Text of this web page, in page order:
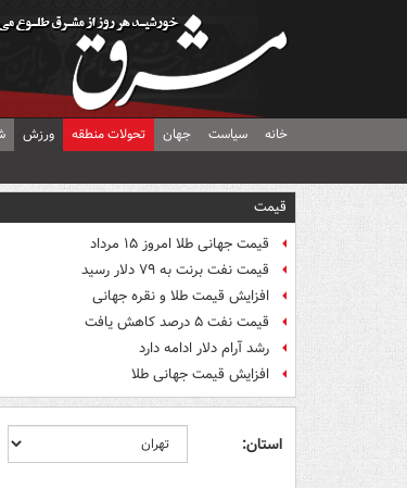
خانه سیاست جهان تحولات منطقه ورزش
قیمت
قیمت جهانی طلا امروز ۱۵ مرداد
قیمت نفت برنت به ۷۹ دلار رسید
افزایش قیمت طلا و نقره جهانی
قیمت نفت ۵ درصد کاهش یافت
رشد آرام دلار ادامه دارد
افزایش قیمت جهانی طلا
استان: